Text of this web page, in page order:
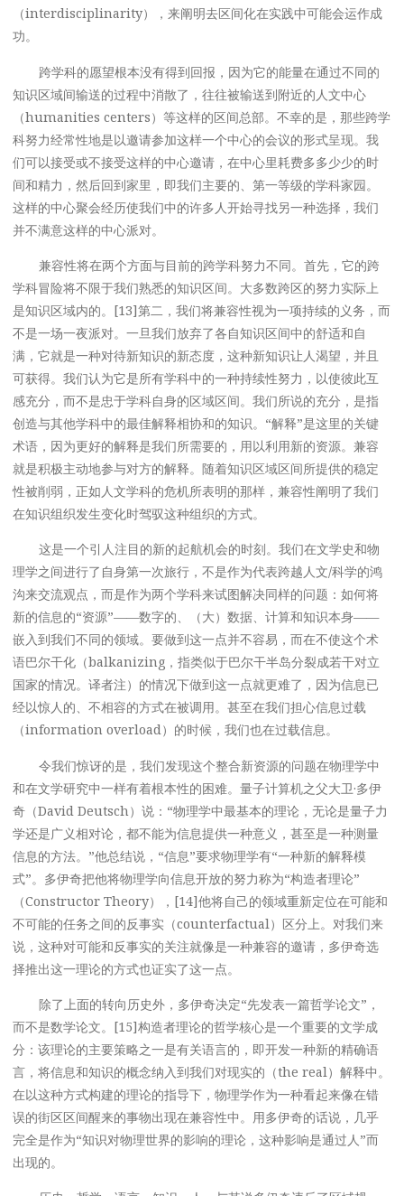
（interdisciplinarity），来阐明去区间化在实践中可能会运作成
功。
跨学科的愿望根本没有得到回报，因为它的能量在通过不同的
知识区域间输送的过程中消散了，往往被输送到附近的人文中心
（humanities centers）等这样的区间总部。不幸的是，那些跨学
科努力经常性地是以邀请参加这样一个中心的会议的形式呈现。我
们可以接受或不接受这样的中心邀请，在中心里耗费多多少少的时
间和精力，然后回到家里，即我们主要的、第一等级的学科家园。
这样的中心聚会经历使我们中的许多人开始寻找另一种选择，我们
并不满意这样的中心派对。
兼容性将在两个方面与目前的跨学科努力不同。首先，它的跨
学科冒险将不限于我们熟悉的知识区间。大多数跨区的努力实际上
是知识区域内的。[13]第二，我们将兼容性视为一项持续的义务，而
不是一场一夜派对。一旦我们放弃了各自知识区间中的舒适和自
满，它就是一种对待新知识的新态度，这种新知识让人渴望，并且
可获得。我们认为它是所有学科中的一种持续性努力，以使彼此互
感充分，而不是忠于学科自身的区域区间。我们所说的充分，是指
创造与其他学科中的最佳解释相协和的知识。“解释”是这里的关键
术语，因为更好的解释是我们所需要的，用以利用新的资源。兼容
就是积极主动地参与对方的解释。随着知识区域区间所提供的稳定
性被削弱，正如人文学科的危机所表明的那样，兼容性阐明了我们
在知识组织发生变化时驾驭这种组织的方式。
这是一个引人注目的新的起航机会的时刻。我们在文学史和物
理学之间进行了自身第一次旅行，不是作为代表跨越人文/科学的鸿
沟来交流观点，而是作为两个学科来试图解决同样的问题：如何将
新的信息的“资源”——数字的、（大）数据、计算和知识本身——
嵌入到我们不同的领域。要做到这一点并不容易，而在不使这个术
语巴尔干化（balkanizing，指类似于巴尔干半岛分裂成若干对立
国家的情况。译者注）的情况下做到这一点就更难了，因为信息已
经以惊人的、不相容的方式在被调用。甚至在我们担心信息过载
（information overload）的时候，我们也在过载信息。
令我们惊讶的是，我们发现这个整合新资源的问题在物理学中
和在文学研究中一样有着根本性的困难。量子计算机之父大卫·多伊
奇（David Deutsch）说：“物理学中最基本的理论，无论是量子力
学还是广义相对论，都不能为信息提供一种意义，甚至是一种测量
信息的方法。”他总结说，“信息”要求物理学有“一种新的解释模
式”。多伊奇把他将物理学向信息开放的努力称为“构造者理论”
（Constructor Theory），[14]他将自己的领域重新定位在可能和
不可能的任务之间的反事实（counterfactual）区分上。对我们来
说，这种对可能和反事实的关注就像是一种兼容的邀请，多伊奇选
择推出这一理论的方式也证实了这一点。
除了上面的转向历史外，多伊奇决定“先发表一篇哲学论文”，
而不是数学论文。[15]构造者理论的哲学核心是一个重要的文学成
分：该理论的主要策略之一是有关语言的，即开发一种新的精确语
言，将信息和知识的概念纳入到我们对现实的（the real）解释中。
在以这种方式构建的理论的指导下，物理学作为一种看起来像在错
误的街区区间醒来的事物出现在兼容性中。用多伊奇的话说，几乎
完全是作为“知识对物理世界的影响的理论，这种影响是通过人”而
出现的。